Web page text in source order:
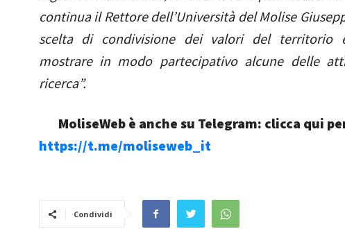
continua il Rettore dell’Università del Molise
scelta di condivisione dei valori del territorio
mostrare in modo partecipativo alcune delle
ricerca”.
MoliseWeb è anche su Telegram: clicca qui
https://t.me/moliseweb_it
Condividi